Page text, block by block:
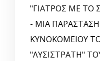
"ΓΙΑΤΡΟΣ ΜΕ ΤΟ
- ΜΙΑ
ΚΥΝΟΚΟΜΕΙΟΥ
"ΛΥΣΙΣΤΡΑΤΗ"